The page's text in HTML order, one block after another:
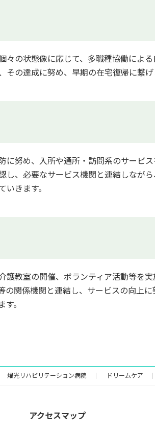
々の状態像に応じて、多職種協働によ
の達成に努め、早期の在宅復帰に繋げ
に努め、入所や通所・訪問系のサービ
し、必要なサービス機関と連結しなが
きます。
護教室の開催、ボランティア活動等を
の関係機関と連結し、サービスの向上
。
燿光リハビリテーション病院 ドリームケア
アクセスマップ